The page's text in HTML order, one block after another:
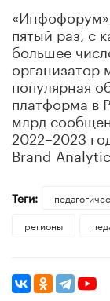
пятый раз, с
большее
организатор
популярная
платформа в
млрд
2022–2023
Brand
Теги:
регионы